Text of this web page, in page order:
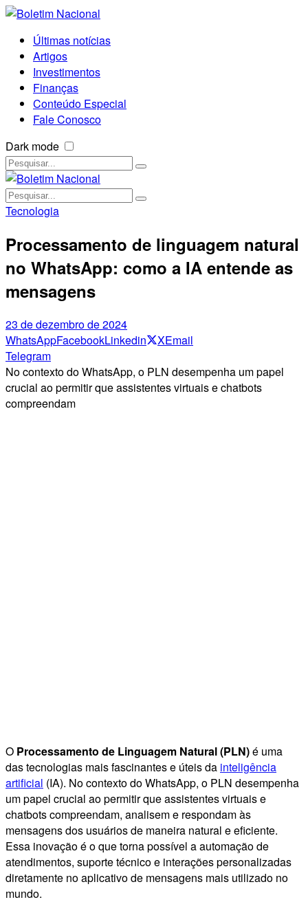
Últimas notícias
Artigos
Investimentos
Finanças
Conteúdo Especial
Fale Conosco
Dark mode
Tecnologia
Processamento de linguagem natural
no WhatsApp: como a IA entende as
mensagens
23 de dezembro de 2024
WhatsAppFacebookLinkedin XEmail
Telegram
No contexto do WhatsApp, o PLN desempenha um papel
crucial ao permitir que assistentes virtuais e chatbots
compreendam
O Processamento de Linguagem Natural (PLN)é uma
das tecnologias mais fascinantes e úteis da inteligência
artificial (IA). No contexto do WhatsApp, o PLN desempenha
um papel crucial ao permitir que assistentes virtuais e
chatbots compreendam, analisem e respondam às
mensagens dos usuários de maneira natural e eficiente.
Essa inovação é o que torna possível a automação de
atendimentos, suporte técnico e interações personalizadas
diretamente no aplicativo de mensagens mais utilizado no
mundo.